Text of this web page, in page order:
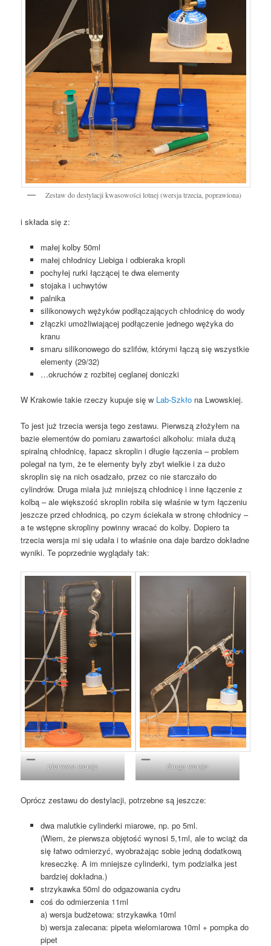
Zestaw do destylacji kwasowości lotnej (wersja trzecia, poprawiona)
i składa się z:
małej kolby 50ml
małej chłodnicy Liebiga i odbieraka kropli
pochyłej rurki łączącej te dwa elementy
stojaka i uchwytów
palnika
silikonowych wężyków podłączających chłodnicę do wody
złączki umożliwiającej podłączenie jednego wężyka do
kranu
smaru silikonowego do szlifów, którymi łączą się wszystkie
elementy (29/32)
…okruchów z rozbitej ceglanej doniczki
W Krakowie takie rzeczy kupuje się w Lab-Szkło na Lwowskiej.
To jest już trzecia wersja tego zestawu. Pierwszą złożyłem na
bazie elementów do pomiaru zawartości alkoholu: miała dużą
spiralną chłodnicę, łapacz skroplin i długie łączenia – problem
polegał na tym, że te elementy były zbyt wielkie i za dużo
skroplin się na nich osadzało, przez co nie starczało do
cylindrów. Druga miała już mniejszą chłodnicę i inne łączenie z
kolbą – ale większość skroplin robiła się właśnie w tym łączeniu
jeszcze przed chłodnicą, po czym ściekała w stronę chłodnicy –
a te wstępne skropliny powinny wracać do kolby. Dopiero ta
trzecia wersja mi się udała i to właśnie ona daje bardzo dokładne
wyniki. Te poprzednie wyglądały tak:
pierwsza wersja druga wersja
Oprócz zestawu do destylacji, potrzebne są jeszcze:
dwa malutkie cylinderki miarowe, np. po 5ml.
(Wiem, że pierwsza objętość wynosi 5,1ml, ale to wciąż da
się łatwo odmierzyć, wyobrażając sobie jedną dodatkową
kreseczkę. A im mniejsze cylinderki, tym podziałka jest
bardziej dokładna.)
strzykawka 50ml do odgazowania cydru
coś do odmierzenia 11ml
a) wersja budżetowa: strzykawka 10ml
b) wersja zalecana: pipeta wielomiarowa 10ml + pompka do
pipet